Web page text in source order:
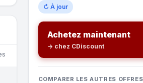
↻ À jour
Achetez maintenant
→ chez CDiscount
COMPARER LES AUTRES OFFRES